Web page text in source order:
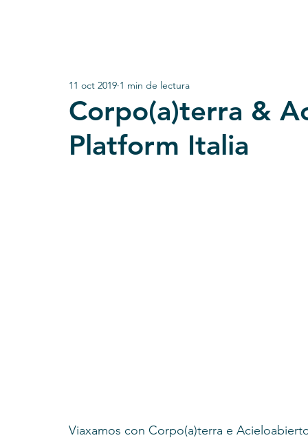
Corpo(a)terra &
Platform Italia
11 oct 2019 1 min de lectura
Viaxamos con Corpo(a)terra e